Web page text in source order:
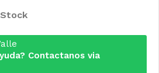
Contactanos via